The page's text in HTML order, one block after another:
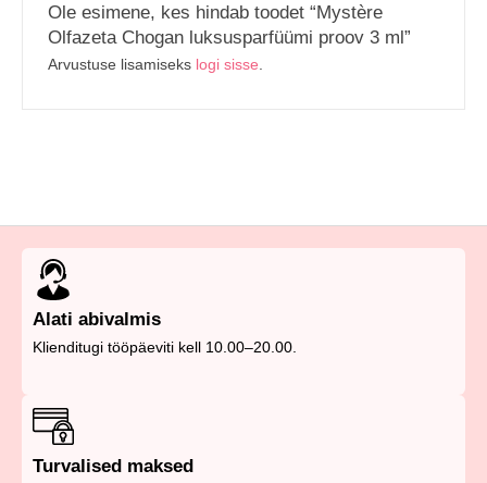
Ole esimene, kes hindab toodet “Mystère
Olfazeta Chogan luksusparfüümi proov 3 ml”
Arvustuse lisamiseks logi sisse
Alati abivalmis
Klienditugi tööpäeviti kell 10.00–20.00.
Turvalised maksed